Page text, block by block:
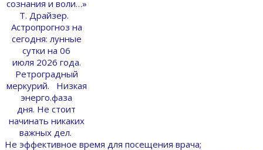
сознания и воли…»
Т. Драйзер.
Астропрогноз на
сегодня: лунные
сутки на 06
июля 2026 года.
Ретроградный
меркурий. Низкая
энерго.фаза
дня. Не стоит
начинать никаких
важных дел.
Не эффективное время для посещения врача;